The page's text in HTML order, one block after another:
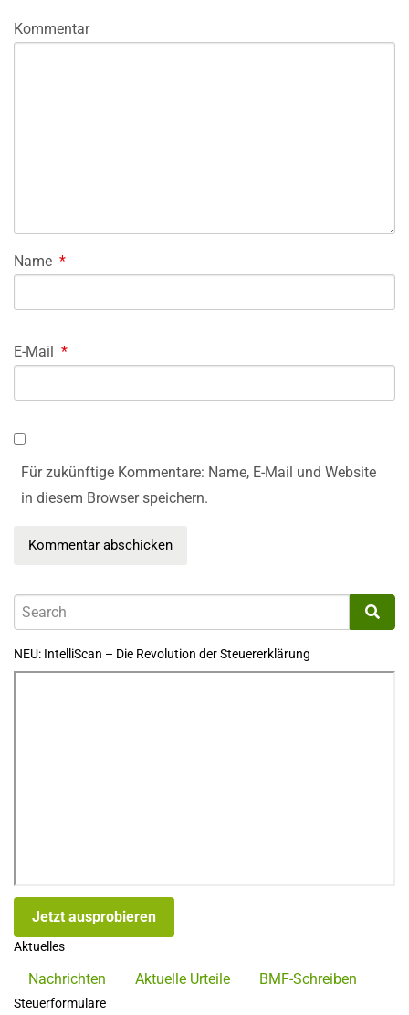
Kommentar
Name *
E-Mail *
Für zukünftige Kommentare: Name, E-Mail und Website
in diesem Browser speichern.
NEU: IntelliScan – Die Revolution der Steuererklärung
Jetzt ausprobieren
Aktuelles
Nachrichten Aktuelle Urteile BMF-Schreiben
Steuerformulare